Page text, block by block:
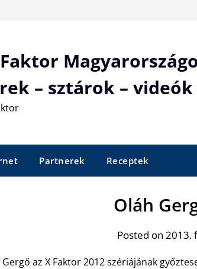
– sztárok –
Partnerek Receptek
Oláh
Posted on
Gergő az X Faktor 2012 szériájának